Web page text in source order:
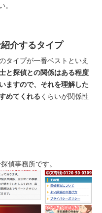
。
介するタイプ
タイプが一番ベストといえ
と探偵との関係はある程度
ますので、それを理解した
めてくれる くらいが関係性
偵事務所です。